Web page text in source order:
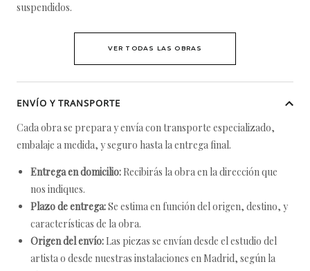
suspendidos.
VER TODAS LAS OBRAS
ENVÍO Y TRANSPORTE
Cada obra se prepara y envía con transporte especializado,
embalaje a medida, y seguro hasta la entrega final.
Entrega en domicilio: Recibirás la obra en la dirección que
nos indiques.
Plazo de entrega:Se estima en función del origen, destino, y
características de la obra.
Origen del envío: Las piezas se envían desde el estudio del
artista o desde nuestras instalaciones en Madrid, según la